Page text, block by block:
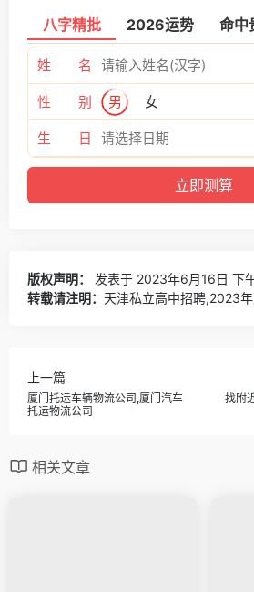
八字精批 2026运势 命中
姓 名
性 别 男 女
生 日
版权声明：
发表于 2023年6月16日 下
转载请注明： 天津私立高中招聘,2023年
上一篇
厦门托运车辆物流公司,厦门汽车
托运物流公司
找附
相关文章